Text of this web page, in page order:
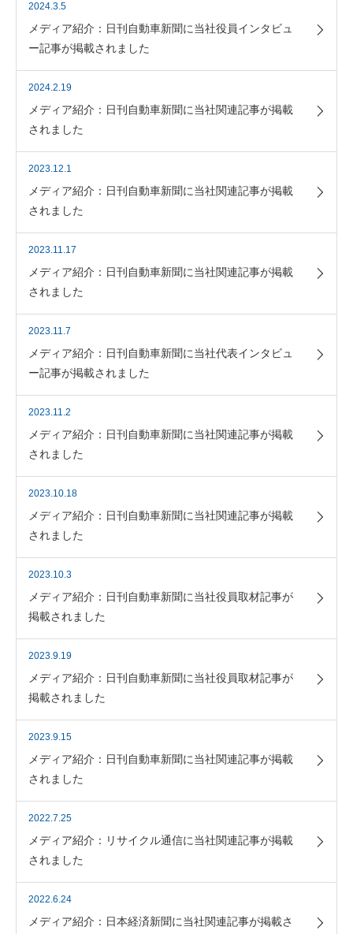
2024.3.5
メディア紹介：日刊自動車新聞に当社役員インタビュ
ー記事が掲載されました
2024.2.19
メディア紹介：日刊自動車新聞に当社関連記事が掲載
されました
2023.12.1
メディア紹介：日刊自動車新聞に当社関連記事が掲載
されました
2023.11.17
メディア紹介：日刊自動車新聞に当社関連記事が掲載
されました
2023.11.7
メディア紹介：日刊自動車新聞に当社代表インタビュ
ー記事が掲載されました
2023.11.2
メディア紹介：日刊自動車新聞に当社関連記事が掲載
されました
2023.10.18
メディア紹介：日刊自動車新聞に当社関連記事が掲載
されました
2023.10.3
メディア紹介：日刊自動車新聞に当社役員取材記事が
掲載されました
2023.9.19
メディア紹介：日刊自動車新聞に当社役員取材記事が
掲載されました
2023.9.15
メディア紹介：日刊自動車新聞に当社関連記事が掲載
されました
2022.7.25
メディア紹介：リサイクル通信に当社関連記事が掲載
されました
2022.6.24
メディア紹介：日本経済新聞に当社関連記事が掲載さ